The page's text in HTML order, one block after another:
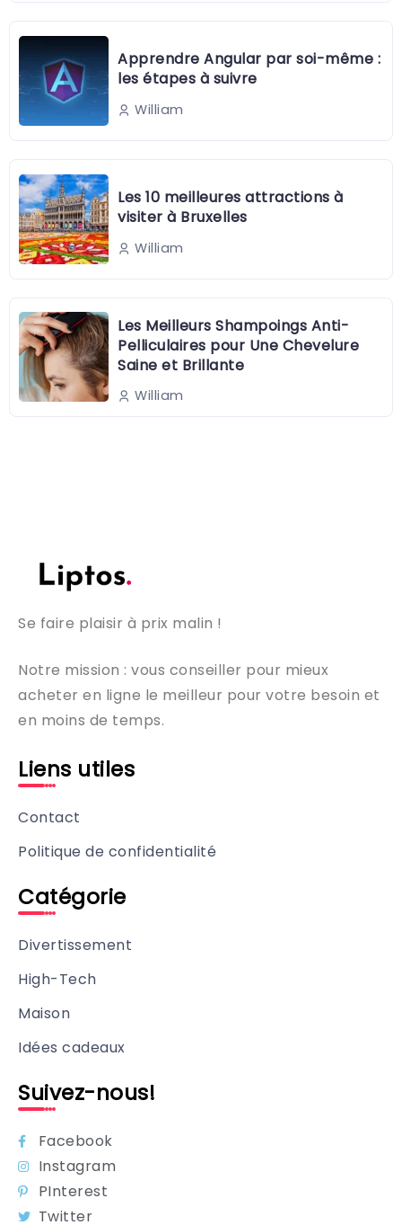
Apprendre Angular par soi-même :
les étapes à suivre
William
Les 10 meilleures attractions à
visiter à Bruxelles
William
Les Meilleurs Shampoings Anti-
Pelliculaires pour Une Chevelure
Saine et Brillante
William
Se faire plaisir à prix malin !
Notre mission : vous conseiller pour mieux
acheter en ligne le meilleur pour votre besoin et
en moins de temps.
Liens utiles
Contact
Politique de confidentialité
Catégorie
Divertissement
High-Tech
Maison
Idées cadeaux
Suivez-nous!
Facebook
Instagram
PInterest
Twitter